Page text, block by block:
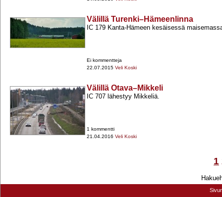
Välillä Turenki–Hämeenlinna
IC 179 Kanta-​Hämeen kesäisessä
Ei kommentteja
22.07.2015 Veli Koski
Välillä Otava–Mikkeli
IC 707 lähestyy Mikkeliä.
1 kommentti
21.04.2016 Veli Koski
1